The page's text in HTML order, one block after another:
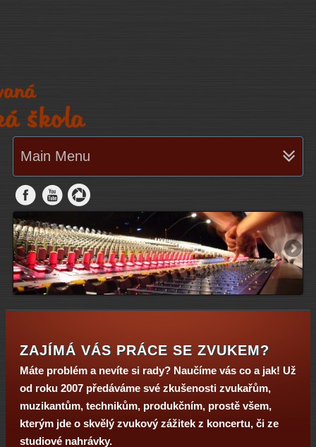
Main Menu
ZAJÍMÁ VÁS PRÁCE SE ZVUKEM?
Máte problém a nevíte si rady? Naučíme vás co a jak! Už
od roku 2007 předáváme své zkušenosti zvukařům,
muzikantům, technikům, produkčním, prostě všem,
kterým jde o skvělý zvukový zážitek z koncertu, či ze
studiové nahrávky.